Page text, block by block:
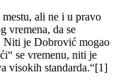
ali ne i u pravo
vremena, da se
Niti je Dobrović mogao
se vremenu, niti je
visokih standarda.“[1]